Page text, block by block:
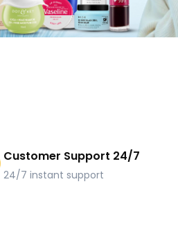
Customer Support 24/7
24/7 instant support